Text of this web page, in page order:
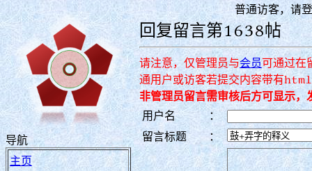
导航
主页
普通访客，请
回复留言第1638帖
请注意，仅管理员与会员可通过在
通用户或访客若提交内容带有
非管理员留言需审核后方可显示，
用户名
：
留言标题
：